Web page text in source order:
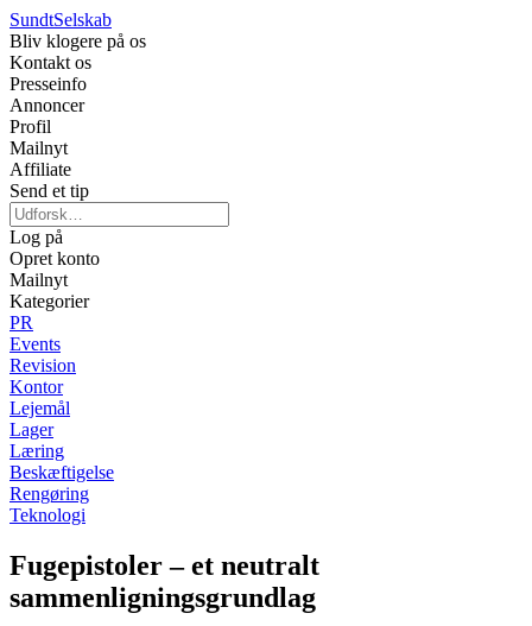
SundtSelskab
Bliv klogere på os
Kontakt os
Presseinfo
Annoncer
Profil
Mailnyt
Affiliate
Send et tip
Log på
Opret konto
Mailnyt
Kategorier
PR
Events
Revision
Kontor
Lejemål
Lager
Læring
Beskæftigelse
Rengøring
Teknologi
Fugepistoler – et neutralt
sammenligningsgrundlag